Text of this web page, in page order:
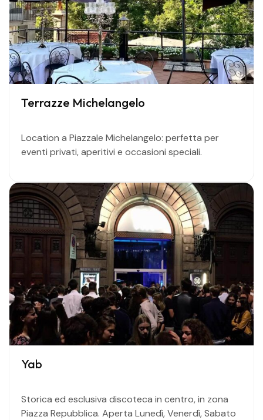
Terrazze Michelangelo
Location a Piazzale Michelangelo: perfetta per
eventi privati, aperitivi e occasioni speciali.
Yab
Storica ed esclusiva discoteca in centro, in zona
Piazza Repubblica. Aperta Lunedì, Venerdì, Sabato